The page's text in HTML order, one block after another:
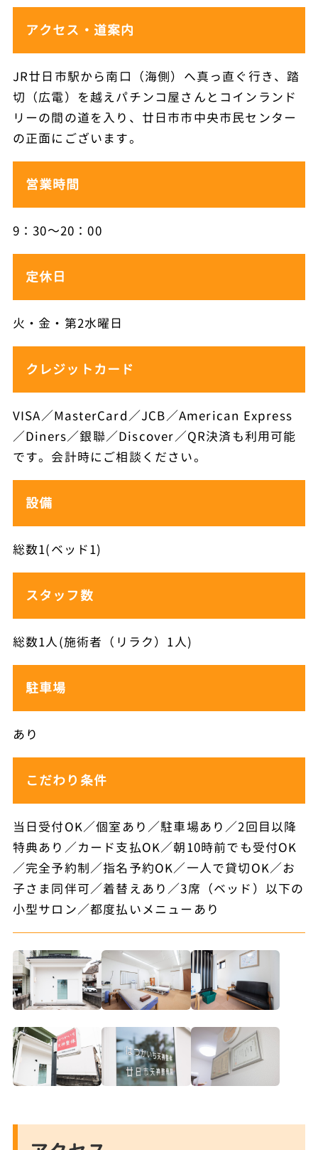
アクセス・道案内
JR廿日市駅から南口（海側）へ真っ直ぐ行き、踏
切（広電）を越えパチンコ屋さんとコインランド
リーの間の道を入り、廿日市市中央市民センター
の正面にございます。
営業時間
9：30～20：00
定休日
火・金・第2水曜日
クレジットカード
VISA／MasterCard／JCB／American Express
／Diners／銀聯／Discover／QR決済も利用可能
です。会計時にご相談ください。
設備
総数1(ベッド1)
スタッフ数
総数1人(施術者（リラク）1人)
駐車場
あり
こだわり条件
当日受付OK／個室あり／駐車場あり／2回目以降
特典あり／カード支払OK／朝10時前でも受付OK
／完全予約制／指名予約OK／一人で貸切OK／お
子さま同伴可／着替えあり／3席（ベッド）以下の
小型サロン／都度払いメニューあり